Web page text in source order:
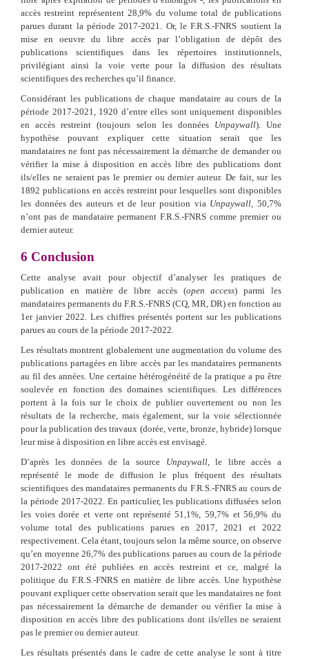
accès restreint représentent 28,9% du volume total de publications
parues durant la période 2017-2021. Or, le F.R.S.-FNRS soutient la
mise en oeuvre du libre accès par l’obligation de dépôt des
publications scientifiques dans les répertoires institutionnels,
privilégiant ainsi la voie verte pour la diffusion des résultats
scientifiques des recherches qu’il finance.
Considérant les publications de chaque mandataire au cours de la
période 2017-2021, 1920 d’entre elles sont uniquement disponibles
en accès restreint (toujours selon les données Unpaywall). Une
hypothèse pouvant expliquer cette situation serait que les
mandataires ne font pas nécessairement la démarche de demander ou
vérifier la mise à disposition en accès libre des publications dont
ils/elles ne seraient pas le premier ou dernier auteur. De fait, sur les
1892 publications en accès restreint pour lesquelles sont disponibles
les données des auteurs et de leur position via Unpaywall , 50,7%
n’ont pas de mandataire permanent F.R.S.-FNRS comme premier ou
dernier auteur.
6 Conclusion
Cette analyse avait pour objectif d’analyser les pratiques de
publication en matière de libre accès (open access) parmi les
mandataires permanents du F.R.S.-FNRS (CQ, MR, DR) en fonction au
1er janvier 2022. Les chiffres présentés portent sur les publications
parues au cours de la période 2017-2022.
Les résultats montrent globalement une augmentation du volume des
publications partagées en libre accès par les mandataires permanents
au fil des années. Une certaine hétérogénéité de la pratique a pu être
soulevée en fonction des domaines scientifiques. Les différences
portent à la fois sur le choix de publier ouvertement ou non les
résultats de la recherche, mais également, sur la voie sélectionnée
pour la publication des travaux (dorée, verte, bronze, hybride) lorsque
leur mise à disposition en libre accès est envisagé.
D’après les données de la source Unpaywall, le libre accès a
représenté le mode de diffusion le plus fréquent des résultats
scientifiques des mandataires permanents du F.R.S.-FNRS au cours de
la période 2017-2022. En particulier, les publications diffusées selon
les voies dorée et verte ont représenté 51,1%, 59,7% et 56,9% du
volume total des publications parues en 2017, 2021 et 2022
respectivement. Cela étant, toujours selon la même source, on observe
qu’en moyenne 26,7% des publications parues au cours de la période
2017-2022 ont été publiées en accès restreint et ce, malgré la
politique du F.R.S.-FNRS en matière de libre accès. Une hypothèse
pouvant expliquer cette observation serait que les mandataires ne font
pas nécessairement la démarche de demander ou vérifier la mise à
disposition en accès libre des publications dont ils/elles ne seraient
pas le premier ou dernier auteur.
Les résultats présentés dans le cadre de cette analyse le sont à titre